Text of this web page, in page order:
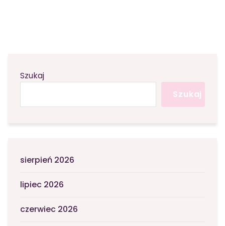
Szukaj
Szukaj
sierpień 2026
lipiec 2026
czerwiec 2026